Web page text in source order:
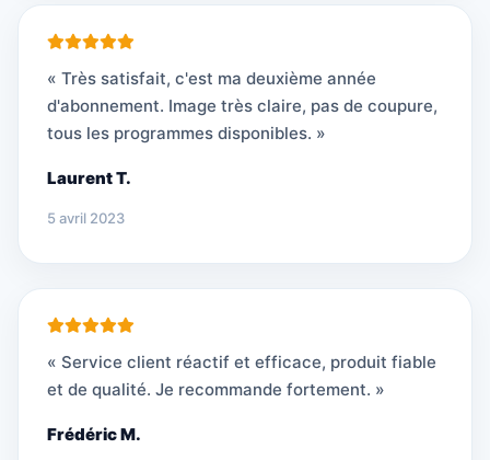
« Très satisfait, c'est ma deuxième année
d'abonnement. Image très claire, pas de coupure,
tous les programmes disponibles. »
Laurent T.
5 avril 2023
« Service client réactif et efficace, produit fiable
et de qualité. Je recommande fortement. »
Frédéric M.